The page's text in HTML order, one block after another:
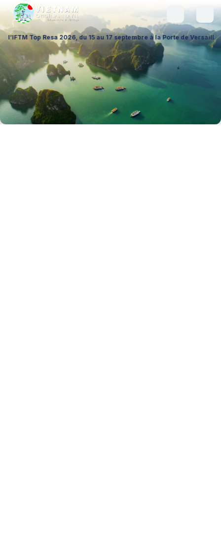
2026, du 15 au 17 septembre à la Porte de Versailles (Hall 1 –